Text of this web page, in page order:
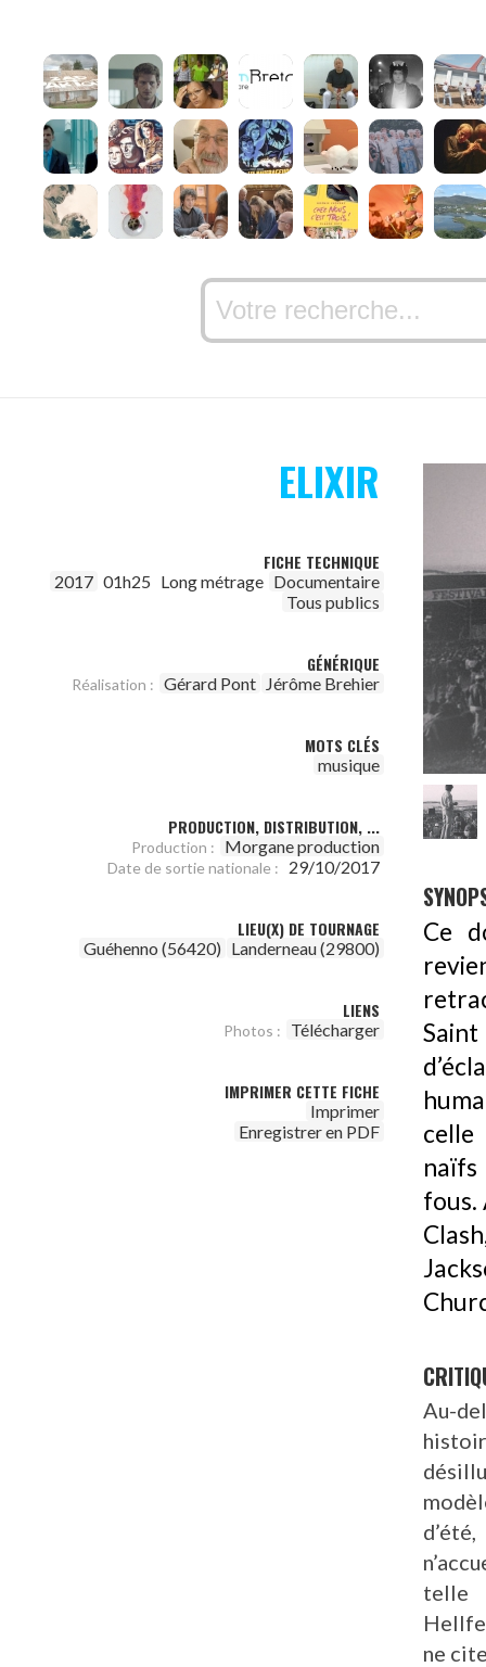
ELIXIR
FICHE TECHNIQUE
2017 01h25 Long métrage Documentaire
Tous publics
GÉNÉRIQUE
Réalisation : Gérard Pont Jérôme Brehier
MOTS CLÉS
musique
PRODUCTION, DISTRIBUTION, ...
Production : Morgane production
Date de sortie nationale : 29/10/2017
LIEU(X) DE TOURNAGE
Guéhenno (56420) Landerneau (29800)
LIENS
Photos : Télécharger
IMPRIMER CETTE FICHE
Imprimer
Enregistrer en PDF
Ce
celle
fous.
Au-
telle
ne